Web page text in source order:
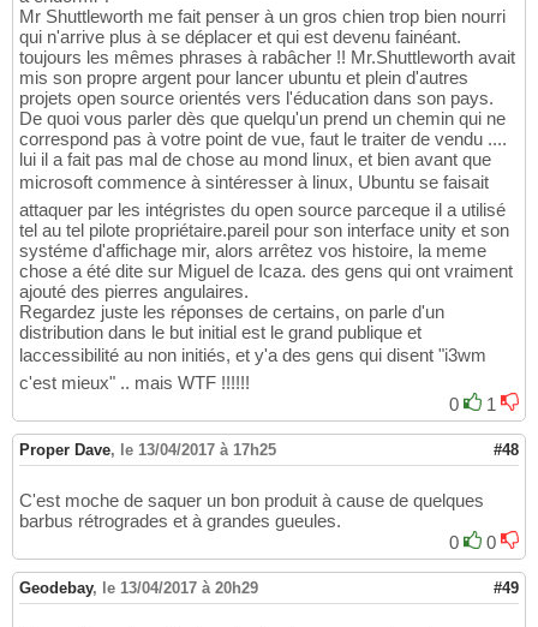
Mr Shuttleworth me fait penser à un gros chien trop bien nourri
qui n'arrive plus à se déplacer et qui est devenu fainéant.
toujours les mêmes phrases à rabâcher !! Mr.Shuttleworth avait
mis son propre argent pour lancer ubuntu et plein d'autres
projets open source orientés vers l'éducation dans son pays.
De quoi vous parler dès que quelqu'un prend un chemin qui ne
correspond pas à votre point de vue, faut le traiter de vendu ....
lui il a fait pas mal de chose au mond linux, et bien avant que
microsoft commence à sintéresser à linux, Ubuntu se faisait
attaquer par les intégristes du open source parceque il a utilisé
tel au tel pilote propriétaire.pareil pour son interface unity et son
systéme d'affichage mir, alors arrêtez vos histoire, la meme
chose a été dite sur Miguel de Icaza. des gens qui ont vraiment
ajouté des pierres angulaires.
Regardez juste les réponses de certains, on parle d'un
distribution dans le but initial est le grand publique et
laccessibilité au non initiés, et y'a des gens qui disent "i3wm
c'est mieux" .. mais WTF !!!!!!
0
1
Proper Dave, le 13/04/2017 à 17h25 #48
C'est moche de saquer un bon produit à cause de quelques
barbus rétrogrades et à grandes gueules.
0
0
Geodebay, le 13/04/2017 à 20h29 #49